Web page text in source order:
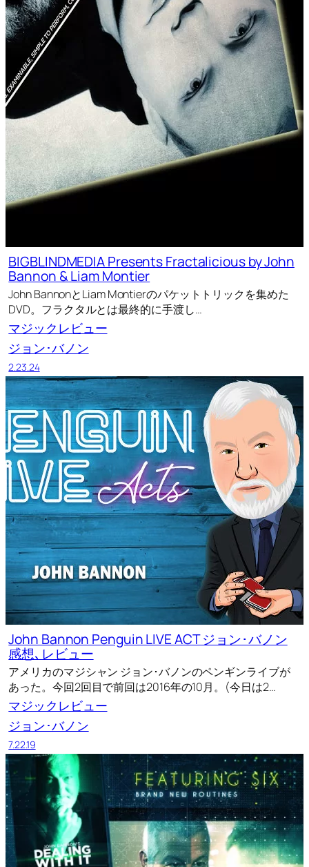
BIGBLINDMEDIA Presents Fractalicious by John
Bannon & Liam Montier
John BannonとLiam Montierのパケットトリックを集めた
DVD。フラクタルとは最終的に手渡し…
マジックレビュー
ジョン･バノン
2.23.24
John Bannon Penguin LIVE ACT ジョン･バノン
感想､レビュー
アメリカのマジシャン ジョン･バノンのペンギンライブが
あった。今回2回目で前回は2016年の10月。(今日は2…
マジックレビュー
ジョン･バノン
7.22.19